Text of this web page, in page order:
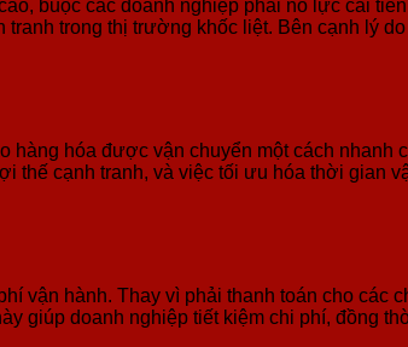
buộc các doanh nghiệp phải nỗ lực cải
trong thị trường khốc liệt. Bên cạnh lý
hàng hóa được vận chuyển một cách nhanh
thế cạnh tranh, và việc tối ưu hóa thời gian
vận hành. Thay vì phải thanh toán cho các
giúp doanh nghiệp tiết kiệm chi phí, đồng